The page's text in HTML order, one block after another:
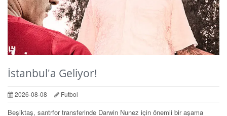
İstanbul'a Geliyor!
2026-08-08 Futbol
Beşiktaş, santrfor transferinde Darwin Nunez için önemli bir aşama